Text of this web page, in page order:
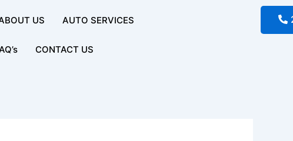
US AUTO SERVICES
CONTACT US